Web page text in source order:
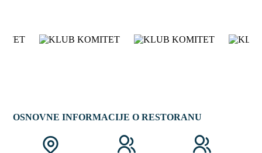
OSNOVNE INFORMACIJE O RESTORANU